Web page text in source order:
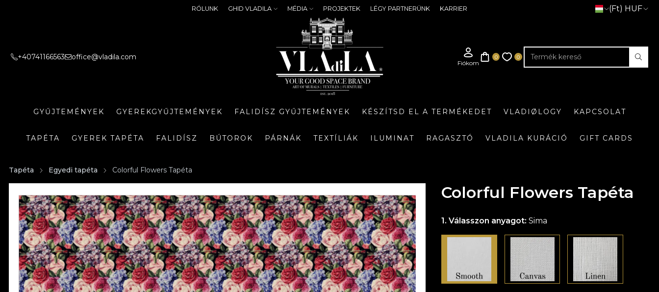
RÓLUNK GHID VLADILA MÉDIA PROJEKTEK LÉGY PARTNERÜNK KARRIER (Ft) HUF
+40741166563 office@vladila.com
GYŰJTEMÉNYEK GYEREKGYŰJTEMÉNYEK FALIDÍSZ GYŰJTEMÉNYEK KÉSZÍTSD EL A TERMÉKEDET VLADIØLOGY KAPCSOLAT
TAPÉTA GYEREK TAPÉTA FALIDÍSZ BÚTOROK PÁRNÁK TEXTÍLIÁK ILUMINAT RAGASZTÓ VLADILA KURÁCIÓ GIFT CARDS
Tapéta Egyedi tapéta Colorful Flowers Tapéta
Colorful Flowers Tapéta
Válasszon anyagot:Sima